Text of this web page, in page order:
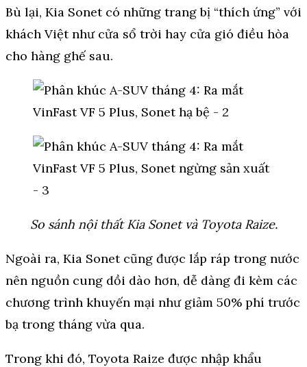
Bù lại, Kia Sonet có những trang bị “thích ứng” với
khách Việt như cửa sổ trời hay cửa gió điều hòa
cho hàng ghế sau.
So sánh nội thất Kia Sonet và Toyota Raize.
Ngoài ra, Kia Sonet cũng được lắp ráp trong nước
nên nguồn cung dồi dào hơn, dễ dàng đi kèm các
chương trình khuyến mại như giảm 50% phí trước
bạ trong tháng vừa qua.
Trong khi đó, Toyota Raize được nhập khẩu